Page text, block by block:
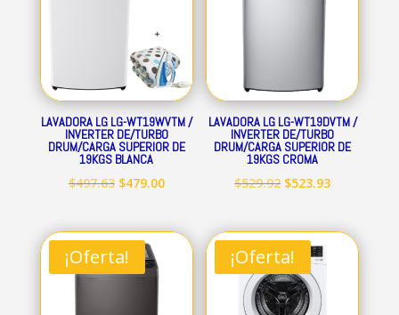
LAVADORA LG LG-WT19WVTM /
INVERTER DE/TURBO
DRUM/CARGA SUPERIOR DE
19KGS BLANCA
$497.63 El
original
era:
$497.63.
$479.00El
actual
LAVADORA LG LG-WT19DVTM /
INVERTER DE/TURBO
DRUM/CARGA SUPERIOR DE
19KGS CROMA
$529.92 El
original
era:
$529.92.
$523.93El
actual
¡Oferta! ¡Oferta!